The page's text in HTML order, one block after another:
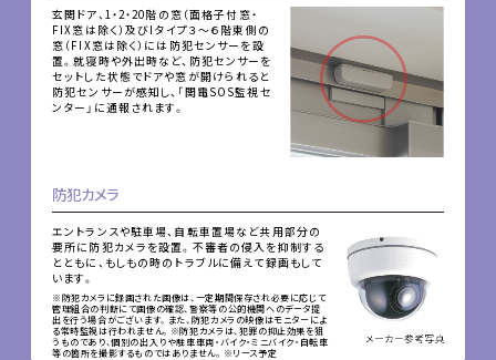
玄関ドア、1・2・20階の窓（面格子付窓・
FIX窓は除く）及びIタイプ３～６階東側の
窓（FIX窓は除く）には防犯センサーを設
置。就寝時や外出時など、防犯センサーを
セットした状態でドアや窓が開けられると
防犯センサーが感知し、「関電SOS監視セ
ンター」に通報されます。
防犯カメラ
エントランスや駐車場、自転車置場など共用部分の
要所に防犯カメラを設置。不審者の侵入を抑制する
とともに、もしもの時のトラブルに備えて録画もして
います。
※防犯カメラに録画された画像は、一定期間保存され必要に応じて
管理組合の判断にて画像の確認、警察等の公的機関へのデータ提
出を行う場合がございます。また、防犯カメラの映像はモニターによ
る常時監視は行われません。※防犯カメラは、犯罪の抑止効果を狙
うものであり、個別の出入りや駐車車両・バイク・ミニバイク・自転車
等の箇所を撮影するものではありません。※リース予定